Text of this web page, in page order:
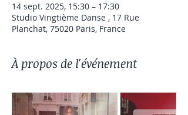
14 sept. 2025, 15:30 – 17:30
Studio Vingtième Danse , 17 Rue
Planchat, 75020 Paris, France
À propos de l'événement